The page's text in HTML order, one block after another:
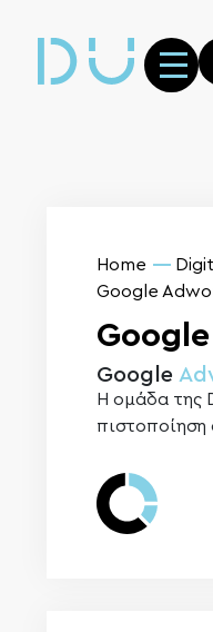
Home
Google
Google
H ομάδα της